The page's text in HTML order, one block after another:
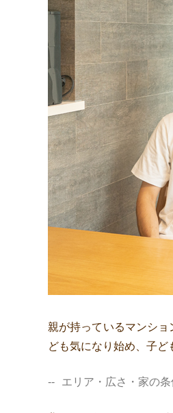
親が持っているマンシ
ども気になり始め、子
エリア・広さ・家の